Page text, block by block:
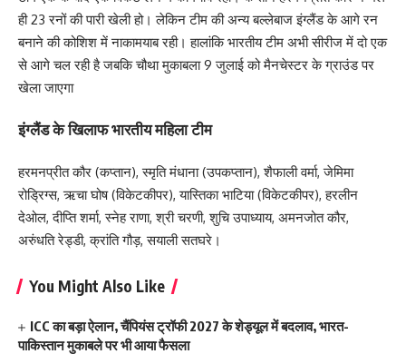
ही 23 रनों की पारी खेली हो। लेकिन टीम की अन्य बल्लेबाज इंग्लैंड के आगे रन
बनाने की कोशिश में नाकामयाब रही। हालांकि भारतीय टीम अभी सीरीज में दो एक
से आगे चल रही है जबकि चौथा मुकाबला 9 जुलाई को मैनचेस्टर के ग्राउंड पर
खेला जाएगा
इंग्लैंड के खिलाफ भारतीय महिला टीम
हरमनप्रीत कौर (कप्तान), स्मृति मंधाना (उपकप्तान), शैफाली वर्मा, जेमिमा
रोड्रिग्स, ऋचा घोष (विकेटकीपर), यास्तिका भाटिया (विकेटकीपर), हरलीन
देओल, दीप्ति शर्मा, स्नेह राणा, श्री चरणी, शुचि उपाध्याय, अमनजोत कौर,
अरुंधति रेड्डी, क्रांति गौड़, सयाली सतघरे।
You Might Also Like
ICC का बड़ा ऐलान, चैंपियंस ट्रॉफी 2027 के शेड्यूल में बदलाव, भारत-
पाकिस्तान मुकाबले पर भी आया फैसला